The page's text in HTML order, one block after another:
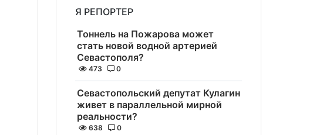
Я РЕПОРТЕР
Тоннель на Пожарова может
стать новой водной артерией
Севастополя?
473 0
Севастопольский депутат Кулагин
живет в параллельной мирной
реальности?
638 0